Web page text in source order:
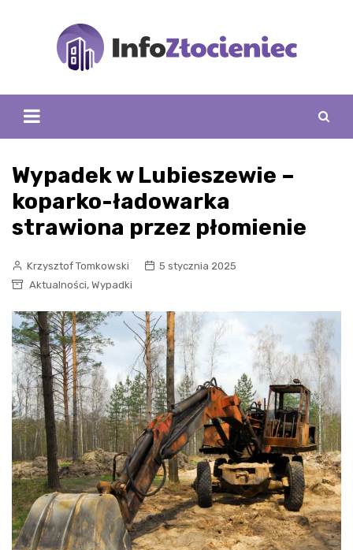
Wypadek w Lubieszewie –
koparko-ładowarka
strawiona przez płomienie
Krzysztof Tomkowski
5 stycznia 2025
Aktualności, Wypadki